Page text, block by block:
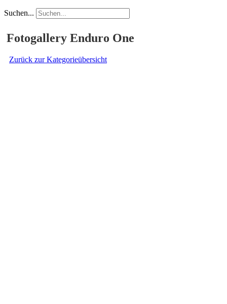
Suchen...
Fotogallery Enduro One
Zurück zur Kategorieübersicht